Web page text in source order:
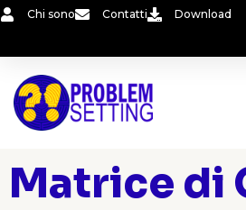
Vai
contenuto
Chi sono Contatti Download
Matrice di